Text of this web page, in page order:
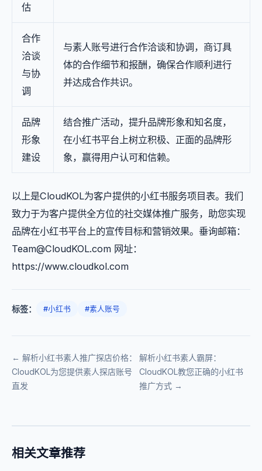
估
合作
洽谈
与协
调
与素人账号进行合作洽谈和协调，商订具
体的合作细节和报酬，确保合作顺利进行
并达成合作共识。
品牌
形象
建设
结合推广活动，提升品牌形象和知名度，
在小红书平台上树立积极、正面的品牌形
象，赢得用户认可和信赖。
以上是CloudKOL为客户提供的小红书服务项目表。我们
致力于为客户提供全方位的社交媒体推广服务，助您实现
品牌在小红书平台上的宣传目标和营销效果。垂询邮箱：
Team@CloudKOL.com 网址：
https://www.cloudkol.com
标签： #小红书 #素人账号
← 解析小红书素人推广探店价格：
CloudKOL为您提供素人探店账号
直发
解析小红书素人霸屏：
CloudKOL教您正确的小红书
推广方式 →
相关文章推荐